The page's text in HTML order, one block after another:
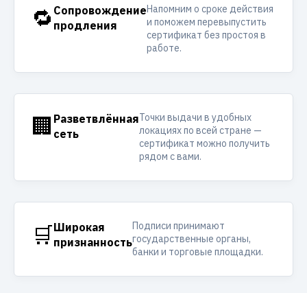
🔁 Сопровождение
продления
Напомним о сроке действия
и поможем перевыпустить
сертификат без простоя в
работе.
🏢 Разветвлённая
сеть
Точки выдачи в удобных
локациях по всей стране —
сертификат можно получить
рядом с вами.
🛒Широкая
признанность
Подписи принимают
государственные органы,
банки и торговые площадки.